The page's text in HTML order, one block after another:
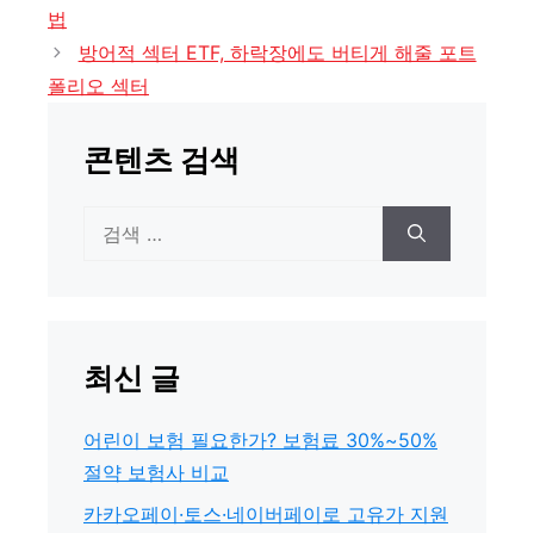
법
방어적 섹터 ETF, 하락장에도 버티게 해줄 포트
폴리오 섹터
콘텐츠 검색
최신 글
어린이 보험 필요한가? 보험료 30%~50%
절약 보험사 비교
카카오페이·토스·네이버페이로 고유가 지원